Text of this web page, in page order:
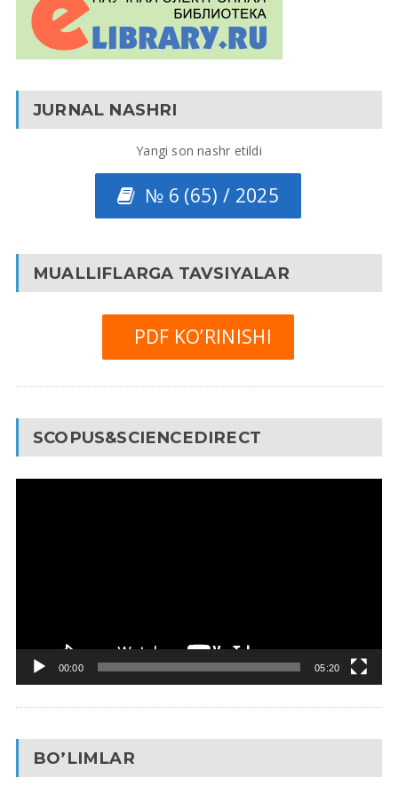
JURNAL NASHRI
Yangi son nashr etildi
№ 6 (65) / 2025
MUALLIFLARGA TAVSIYALAR
PDF KO’RINISHI
SCOPUS&SCIENCEDIRECT
00:00 05:20
BO’LIMLAR